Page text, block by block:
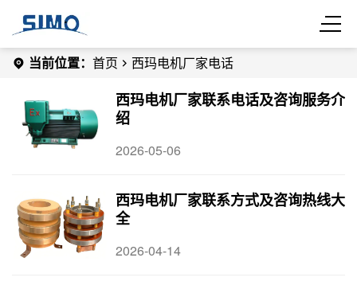
当前位置： 首页 西玛电机厂家电话
西玛电机厂家联系电话及咨询服务介
绍
2026-05-06
西玛电机厂家联系方式及咨询热线大
全
2026-04-14